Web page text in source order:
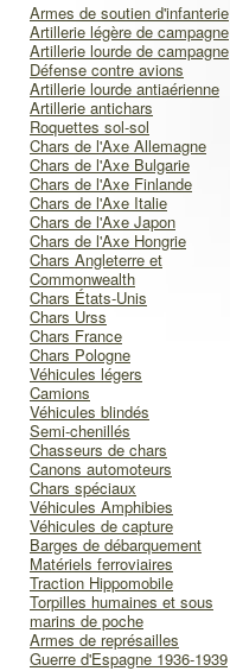
Armes de soutien d'infanterie
Artillerie légère de campagne
Artillerie lourde de campagne
Défense contre avions
Artillerie lourde antiaérienne
Artillerie antichars
Roquettes sol-sol
Chars de l'Axe Allemagne
Chars de l'Axe Bulgarie
Chars de l'Axe Finlande
Chars de l'Axe Italie
Chars de l'Axe Japon
Chars de l'Axe Hongrie
Chars Angleterre et
Commonwealth
Chars États-Unis
Chars Urss
Chars France
Chars Pologne
Véhicules légers
Camions
Véhicules blindés
Semi-chenillés
Chasseurs de chars
Canons automoteurs
Chars spéciaux
Véhicules Amphibies
Véhicules de capture
Barges de débarquement
Matériels ferroviaires
Traction Hippomobile
Torpilles humaines et sous
marins de poche
Armes de représailles
Guerre d'Espagne 1936-1939